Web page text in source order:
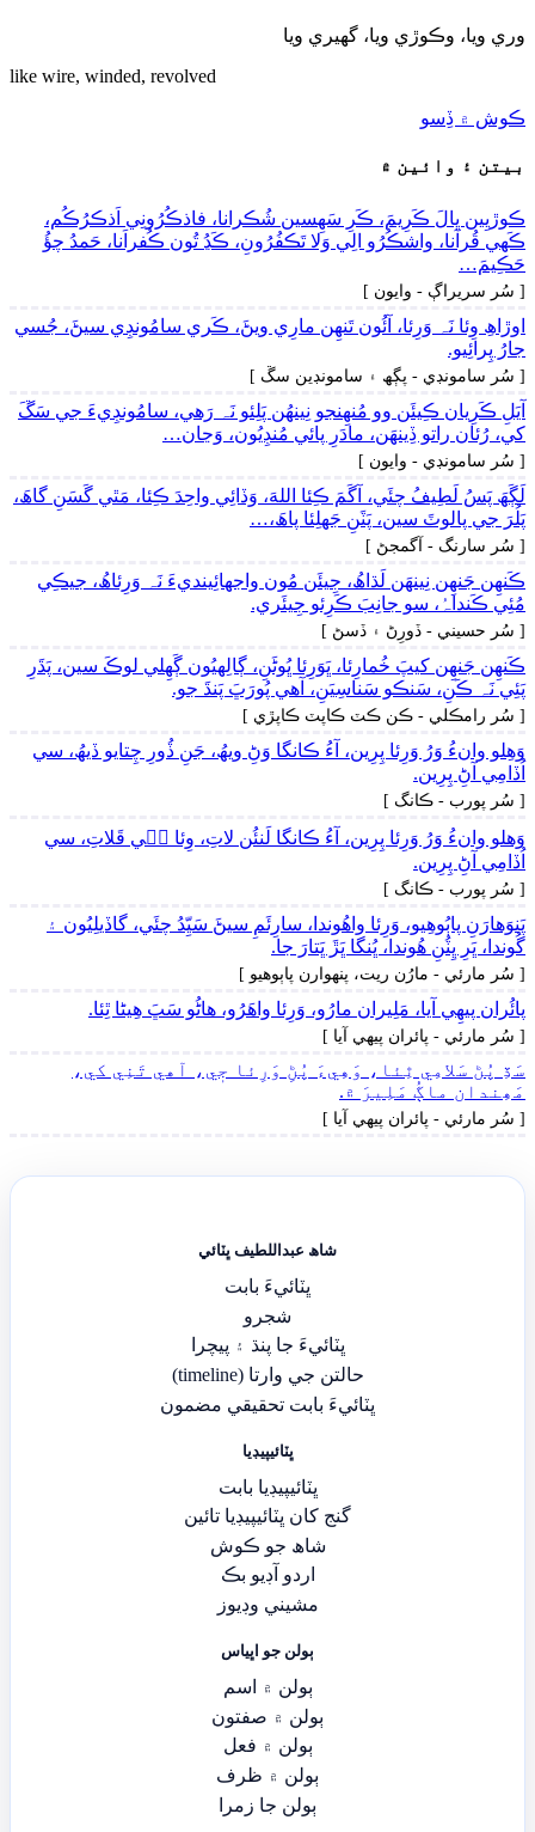
وري ويا، وڪوڙي ويا، گهيري ويا
like wire, winded, revolved
ڪوش ۾ ڏِسو
بيتن ۽ وائين ۾
ڪوڙيِين ڀالَ ڪَرِيمَ، ڪَرِ سَھِسين شُڪرانا، فاذڪُرُونِي اَذڪرُڪُم،
ڪَھي قُرآنا، واشڪُرُو الِي وَلا تَڪفُرُونِ، ڪَڍُ تُون ڪُفراَنا، حَمدُ چؤُ
حَڪِيمَ…
[ سُر سريراڳ - وايون ]
اوڙاھِ وِئا نَہ وَرِئا، آئُون تَنھِن مارِي ويڻَ، ڪَري سامُونڊِي سيڻَ، جُسي
جارُ پِرائِيو.
[ سُر سامونڊي - پڳھ ۽ سامونڊين سڱ ]
آيَلِ ڪَرِيان ڪِيئَن وو مُنھِنجو نِينھُن پَلِئو نَہ رَھي، سامُونڊِيءَ جي سَڱَ
کي، رُئان راتو ڏِينھَن، مادَرِ پائي مُنڊِيُون، وَڃان…
[ سُر سامونڊي - وايون ]
لَڳَھَ پَسُ لَطِيفُ چئَي، آگَمَ ڪِئا اللهَ، وَڏائِي واحِدَ ڪِئا، مَٿي گَسَنِ گاھَ،
پَلُرَ جي پالوٽَ سين، پَٽَنِ جَهلِئا پاھَ،…
[ سُر سارنگ - آگمجڻ ]
ڪَنھِن جَنھِن نِينھَن لَڌاھُ، جِيئَن مُون واجهائِينديءَ نَہ وَرِئاھُ، جيڪِي
مُئِي ڪَنداہُ، سو جانِبَ ڪَرِئو جِيئَري.
[ سُر حسيني - ڏورِڻ ۽ ڏسڻ ]
ڪَنھِن جَنھِن کيپَ خُمارِئا، ڀَوَرِئا ڀُوڻَنِ، ڳالِهيُون ڳَھِلي لوڪَ سين، پَڌَرِ
پَئِي نَہ ڪَنِ، سَنڪو سَناسِيَنِ، آھي پُورَڀَ پَنڌَ جو.
[ سُر رامڪلي - ڪن ڪٽ ڪاپٽ ڪاپڙي ]
وَھِلو وانءُ وَرُ وَرِئا پِرِين، آءُ ڪانگا وَڻِ ويھُ، جَنِ ڏُورِ چِتايو ڏيھُ، سي
اُڏامِي آڻِ پِرِين.
[ سُر پورب - ڪانگ ]
وَھلو وانءُ وَرُ وَرِئا پِرِين، آءُ ڪانگا لَنئُن لاتِ، وِئا جٖي قَلاتِ، سي
اُڏامِي آڻِ پِرِين.
[ سُر پورب - ڪانگ ]
پَنوَھارَنِ پاٻُوھِيو، وَرِئا واھُوندا، سارِئَمِ سيڻَ سَيِّدُ چئَي، گاڏيلِيُون ۽
گُوندا، ڀَرِ ڀِٽُنِ ھُوندا، ڀُنگا ڀَڙَ ڀَتارَ جا.
[ سُر مارئي - مارُن ريت، پنھوارن پاٻوھيو ]
پائُران پيھِي آيا، مَلِيران مارُو، وَرِئا واهَرُو، هاڻُو سَڀَ هِيڻا ٿِئا.
[ سُر مارئي - پائران پيھي آيا ]
سَڏِ پُڻ سَلامِي ٿِئا، وَهِيءَ پُڻِ وَرِئا جٖي، آهي تَنِي کي،
مَھِندان ماڳُ مَلِيرَ ۾.
[ سُر مارئي - پائران پيھي آيا ]
شاھ عبداللطيف ڀٽائي
ڀٽائيءَ بابت
شجرو
ڀٽائيءَ جا پنڌ ۽ پيچرا
حالتن جي وارتا (timeline)
ڀٽائيءَ بابت تحقيقي مضمون
ڀٽائيپيڊيا
ڀٽائيپيڊيا بابت
گنج کان ڀٽائيپيڊيا تائين
شاھ جو ڪوش
اردو آڊيو بڪ
مشيني وڊيوز
ٻولن جو اڀياس
ٻولن ۾ اسم
ٻولن ۾ صفتون
ٻولن ۾ فعل
ٻولن ۾ ظرف
ٻولن جا زمرا